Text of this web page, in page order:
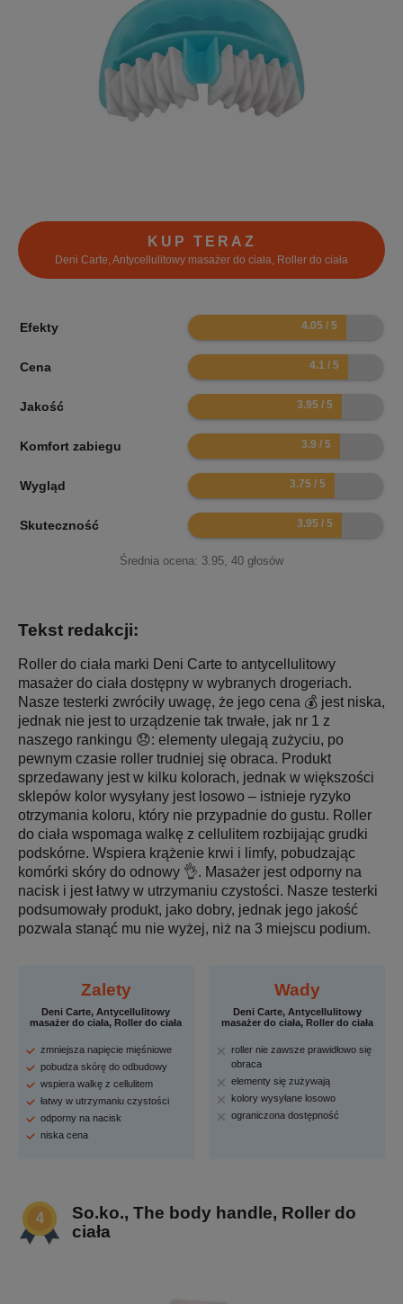
KUP TERAZ
Deni Carte, Antycellulitowy masażer do ciała, Roller do ciała
Efekty 8.1
Cena 8.2
Jakość 7.9
Komfort zabiegu 7.8
Wygląd 7.5
Skuteczność 7.9
Średnia ocena: 3.95, 40 głosów
Tekst redakcji:
Roller do ciała marki Deni Carte to antycellulitowy
masażer do ciała dostępny w wybranych drogeriach.
Nasze testerki zwróciły uwagę, że jego cena 💰 jest niska,
jednak nie jest to urządzenie tak trwałe, jak nr 1 z
naszego rankingu 😞: elementy ulegają zużyciu, po
pewnym czasie roller trudniej się obraca. Produkt
sprzedawany jest w kilku kolorach, jednak w większości
sklepów kolor wysyłany jest losowo – istnieje ryzyko
otrzymania koloru, który nie przypadnie do gustu. Roller
do ciała wspomaga walkę z cellulitem rozbijając grudki
podskórne. Wspiera krążenie krwi i limfy, pobudzając
komórki skóry do odnowy 👌. Masażer jest odporny na
nacisk i jest łatwy w utrzymaniu czystości. Nasze testerki
podsumowały produkt, jako dobry, jednak jego jakość
pozwala stanąć mu nie wyżej, niż na 3 miejscu podium.
Zalety
Deni Carte, Antycellulitowy
masażer do ciała, Roller do ciała
zmniejsza napięcie mięśniowe
pobudza skórę do odbudowy
wspiera walkę z cellulitem
łatwy w utrzymaniu czystości
odporny na nacisk
niska cena
Wady
Deni Carte, Antycellulitowy
masażer do ciała, Roller do ciała
roller nie zawsze prawidłowo się
obraca
elementy się zużywają
kolory wysyłane losowo
ograniczona dostępność
So.ko., The body handle, Roller do
ciała